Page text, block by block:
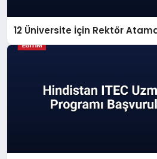
12 Üniversite İçin Rektör